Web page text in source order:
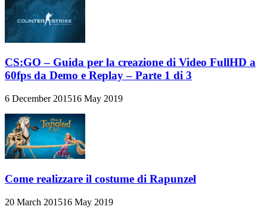
CS:GO – Guida per la creazione di Video FullHD a
60fps da Demo e Replay – Parte 1 di 3
6 December 201516 May 2019
Come realizzare il costume di Rapunzel
20 March 201516 May 2019